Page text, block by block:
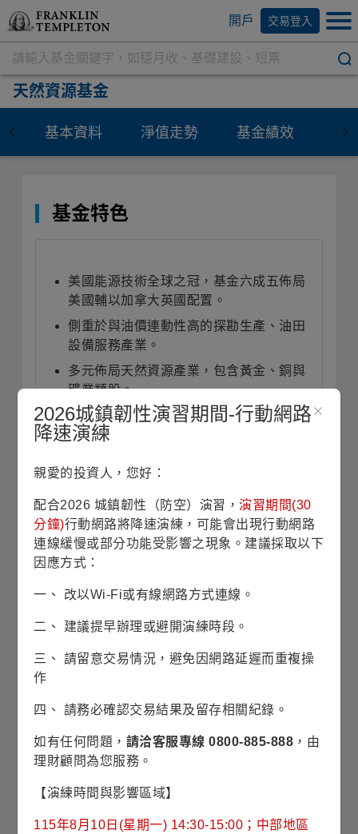
開戶 交易登入
天然資源基金
基本資料 淨值走勢 基金績效 資
基金特色
美國能源技術全球之冠，基金六成五佈局
美國輔以加拿大英國配置。
側重於與油價連動性高的探勘生產、油田
設備服務產業。
多元佈局天然資源產業，包含黃金、銅與
礦業類股。
OPEC+增產的戰略轉變將提高全球石油供
應，未來原油市場供過於求情境難以避免，
所幸石油市場需求穩健應能給予油價下檔支
資產品質提升，也將增加發放股利、買回庫
金屬受惠製造業穩定跡象、電氣化、資料中
心及電網擴張需求加速以及供應中斷問題，
的多元投資機會。
精選基金
2026城鎮韌性演習期間-行動網路
降速演練
親愛的投資人，您好：
配合2026 城鎮韌性（防空）演習，演習期間(30
分鐘)行動網路將降速演練，可能會出現行動網路
連線緩慢或部分功能受影響之現象。建議採取以下
因應方式：
一、 改以Wi-Fi或有線網路方式連線。
二、 建議提早辦理或避開演練時段。
三、 請留意交易情況，避免因網路延遲而重複操
作
四、 請務必確認交易結果及留存相關紀錄。
如有任何問題， 請洽客服專線 0800-885-888 ，由
理財顧問為您服務。
【演練時間與影響區域】
115年8月10日(星期一) 14:30-15:00；中部地區